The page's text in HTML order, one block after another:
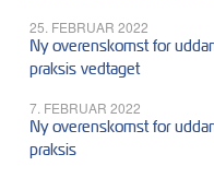
25. FEBRUAR 2022
Ny overenskomst for
praksis vedtaget
7. FEBRUAR 2022
Ny overenskomst for
praksis